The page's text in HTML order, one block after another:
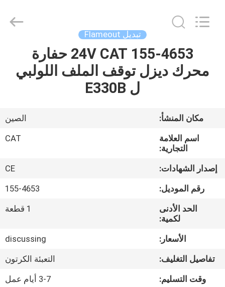
منزل،
بيت
معلومات
جولة
مراقبة
الجودة
Management
Services
تبديل Flameout
155-4653 24V CAT حفارة
محرك ديزل توقف الملف اللولبي
ل E330B
مكان المنشأ:
الصين
اسم العلامة
التجارية:
CAT
إصدار الشهادات:
CE
رقم الموديل:
155-4653
الحد الأدنى
لكمية:
1 قطعة
الأسعار:
discussing
تفاصيل التغليف:
التعبئة الكرتون
وقت التسليم:
3-7 أيام عمل